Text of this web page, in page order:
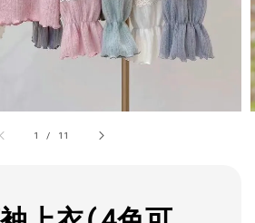
1 / 11